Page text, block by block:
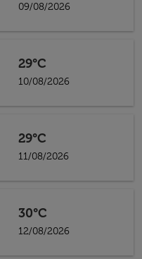
09/08/2026
29°C
10/08/2026
29°C
11/08/2026
30°C
12/08/2026